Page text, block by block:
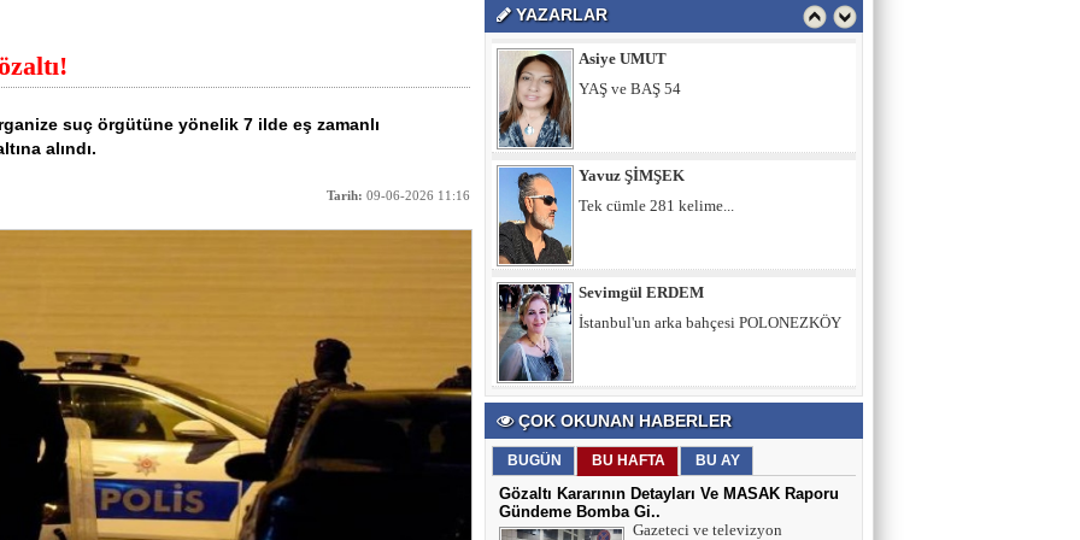
suç örgütüne yönelik 7 ilde eş zamanlı
alındı.
Tarih: 09-06-2026 11:16
YAZARLAR
Yavuz ŞİMŞEK
Tek cümle 281 kelime...
Sevimgül ERDEM
İstanbul'un arka bahçesi POLONEZKÖY
Ömer ERDEM
Memura Çifte İkramiye, Emekliye Sabır
Fatih Şimşek
Z Kuşağını Anlamak
Adnan Can ATAMAN
ÇOK OKUNAN HABERLER
BUGÜN BU HAFTA BU AY
Gözaltı Kararının Detayları Ve MASAK Raporu
Gündeme Bomba Gi..
Gazeteci ve televizyon